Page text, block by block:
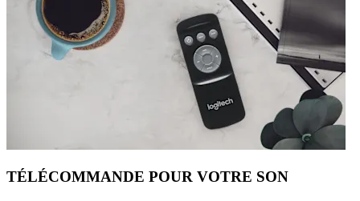
TÉLÉCOMMANDE POUR VOTRE SON